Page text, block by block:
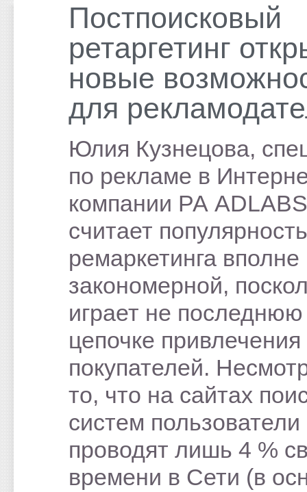
Постпоисковый
ретаргетинг
новые
для
Юлия Кузнецова,
по рекламе в
компании РА
считает популярность
ремаркетинга вполне
закономерной,
играет не
цепочке привлечения
покупателей.
то, что на сайтах
систем пользователи
проводят лишь 4 %
времени в Сети (в